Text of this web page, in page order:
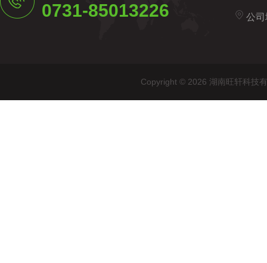
0731-85013226 公
Copyright © 2026 湖南旺轩科技